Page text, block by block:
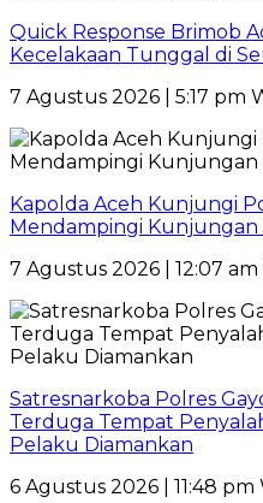
Quick Response Brimob
Kecelakaan Tunggal di
7 Agustus 2026 | 5:17 pm
Kapolda Aceh Kunjungi
Mendampingi Kunjungan
7 Agustus 2026 | 12:07
Satresnarkoba Polres
Terduga Tempat
Pelaku Diamankan
6 Agustus 2026 | 11:48 pm